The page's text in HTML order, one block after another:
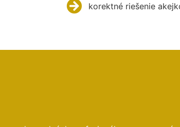
korektné riešenie